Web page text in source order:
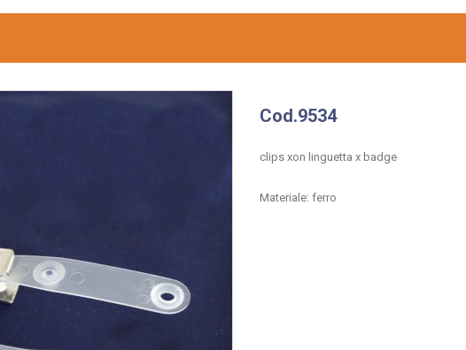
Cod.9534
clips xon linguetta x badge
Materiale: ferro